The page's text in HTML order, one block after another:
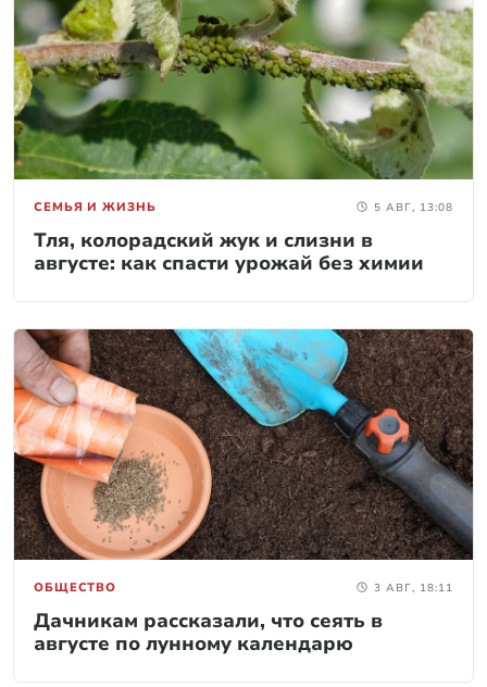
СЕМЬЯ И ЖИЗНЬ 5 АВГ, 13:08
Тля, колорадский жук и слизни в
августе: как спасти урожай без химии
ОБЩЕСТВО 3 АВГ, 18:11
Дачникам рассказали, что сеять в
августе по лунному календарю